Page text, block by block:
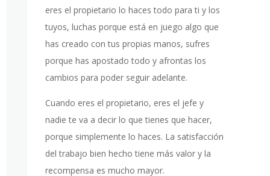
eres el propietario lo haces todo para ti y los
tuyos, luchas porque está en juego algo que
has creado con tus propias manos, sufres
porque has apostado todo y afrontas los
cambios para poder seguir adelante.
Cuando eres el propietario, eres el jefe y
nadie te va a decir lo que tienes que hacer,
porque simplemente lo haces. La satisfacción
del trabajo bien hecho tiene más valor y la
recompensa es mucho mayor.